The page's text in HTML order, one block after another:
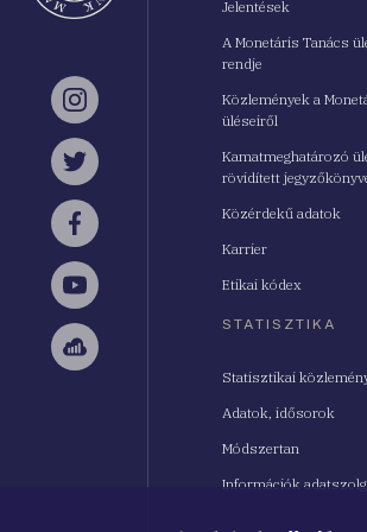
Instagram
Twitter
Facebook
YouTube
Sellsy
Jelentések
A Monetáris Tanács
rendje
Közlemények a
üléseiről
Kamatmeghatározó
rövidített
Közérdekű adatok
Karrier
Etikai kódex
STATISZTIKA
Statisztikai
Adatok, idősorok
Módszertan
Információk